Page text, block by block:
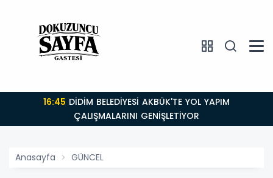
16:45
ÇALIŞMALARINI GENİŞLETİYOR
Anasayfa GÜNCEL